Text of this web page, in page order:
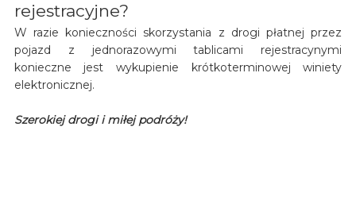
rejestracyjne?
W razie konieczności skorzystania z drogi płatnej przez
pojazd z jednorazowymi tablicami rejestracynymi
konieczne jest wykupienie krótkoterminowej winiety
elektronicznej.
Szerokiej drogi i miłej podróży!